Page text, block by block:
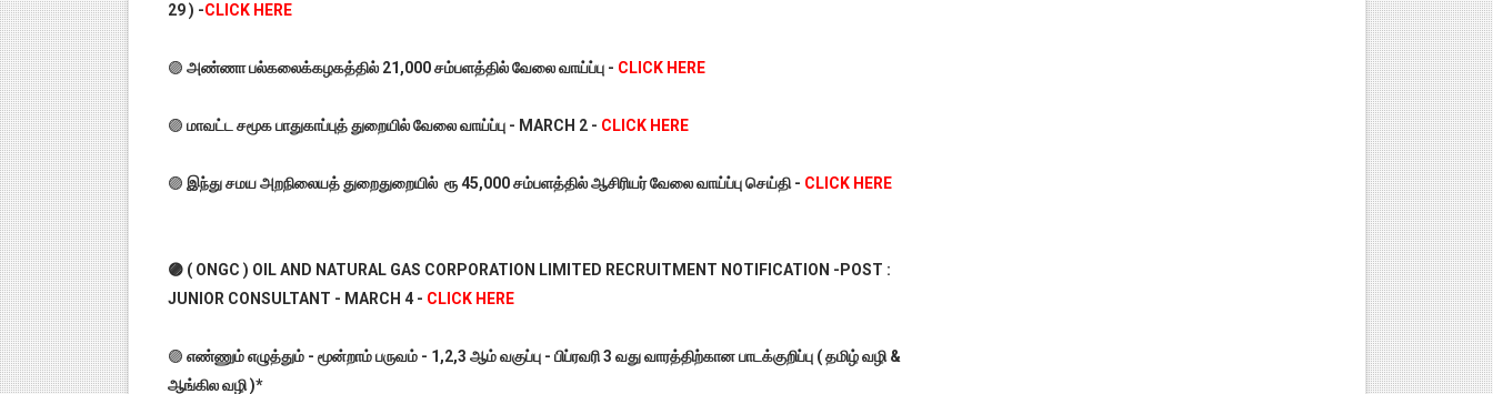
29 ) -CLICK HERE
🟣 அண்ணா பல்கலைக்கழகத்தில் 21,000 சம்பளத்தில் வேலை வாய்ப்பு - CLICK HERE
🟣 மாவட்ட சமூக பாதுகாப்புத் துறையில் வேலை வாய்ப்பு - MARCH 2 - CLICK HERE
🟣 இந்து சமய அறநிலையத் துறைதுறையில் ரூ 45,000 சம்பளத்தில் ஆசிரியர் வேலை வாய்ப்பு செய்தி - CLICK HERE
🟣 ( ONGC ) OIL AND NATURAL GAS CORPORATION LIMITED RECRUITMENT NOTIFICATION -POST :
JUNIOR CONSULTANT - MARCH 4 - CLICK HERE
🟣 எண்ணும் எழுத்தும் - மூன்றாம் பருவம் - 1,2,3 ஆம் வகுப்பு - பிப்ரவரி 3 வது வாரத்திற்கான பாடக்குறிப்பு ( தமிழ் வழி &
ஆங்கில வழி )*